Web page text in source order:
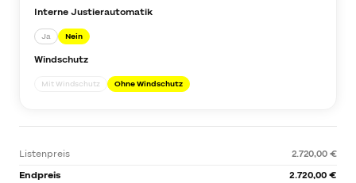
Interne Justierautomatik
Ja Nein
Windschutz
Mit Windschutz Ohne Windschutz
Listenpreis
2.720,00 €
Endpreis
2.720,00 €